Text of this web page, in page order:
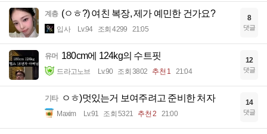
계층 (ㅇㅎ?) 여친 복장, 제가 예민한 건가요?
입사 Lv.94 조회 4299 21:05
8
댓글
유머 180cm에 124kg의 수트핏
드라고노브 Lv.90 조회 3802 추천 1 21:04
12
댓글
기타 ㅇㅎ)멋있는거 보여주려고 준비한 처자
Maxim Lv.91 조회 5321 추천 2 21:00
14
댓글